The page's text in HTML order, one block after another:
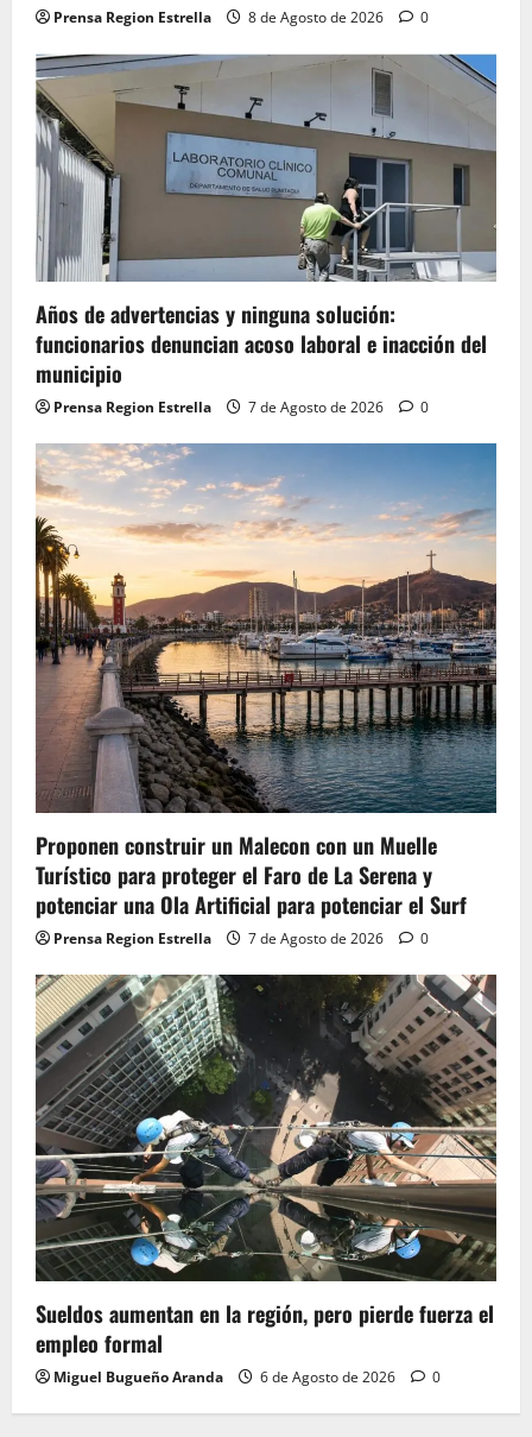
Prensa Region Estrella 8 de Agosto de 2026 0
Años de advertencias y ninguna solución:
funcionarios denuncian acoso laboral e inacción del
municipio
Prensa Region Estrella 7 de Agosto de 2026 0
Proponen construir un Malecon con un Muelle
Turístico para proteger el Faro de La Serena y
potenciar una Ola Artificial para potenciar el Surf
Prensa Region Estrella 7 de Agosto de 2026 0
Sueldos aumentan en la región, pero pierde fuerza el
empleo formal
Miguel Bugueño Aranda 6 de Agosto de 2026 0